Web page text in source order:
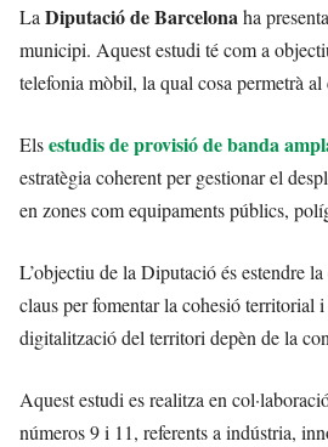
LaDiputació de Barcelonaha
municipi. Aquest estudi té com a
telefonia mòbil, la qual cosa permetrà
Elsestudis de provisió de banda
estratègia coherent per gestionar el
en zones com equipaments públics,
L’objectiu de la Diputació és estendre
claus per fomentar la cohesió territorial
digitalització del territori depèn de la
Aquest estudi es realitza en
números 9 i 11, referents a indústria,